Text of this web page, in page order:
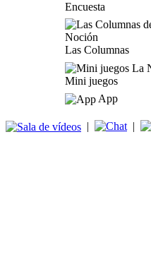
Encuesta
Las Columnas
Mini juegos
App
| |